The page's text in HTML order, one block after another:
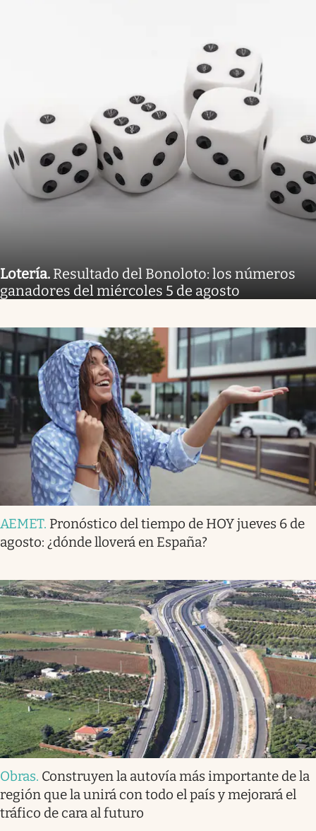
Lotería. Resultado del Bonoloto: los números
ganadores del miércoles 5 de agosto
AEMET. Pronóstico del tiempo de HOY jueves 6 de
agosto: ¿dónde lloverá en España?
Obras. Construyen la autovía más importante de la
región que la unirá con todo el país y mejorará el
tráfico de cara al futuro